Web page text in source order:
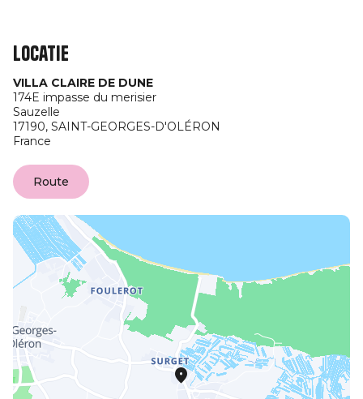
Locatie
VILLA CLAIRE DE DUNE
174E impasse du merisier
Sauzelle
17190, SAINT-GEORGES-D'OLÉRON
France
Route